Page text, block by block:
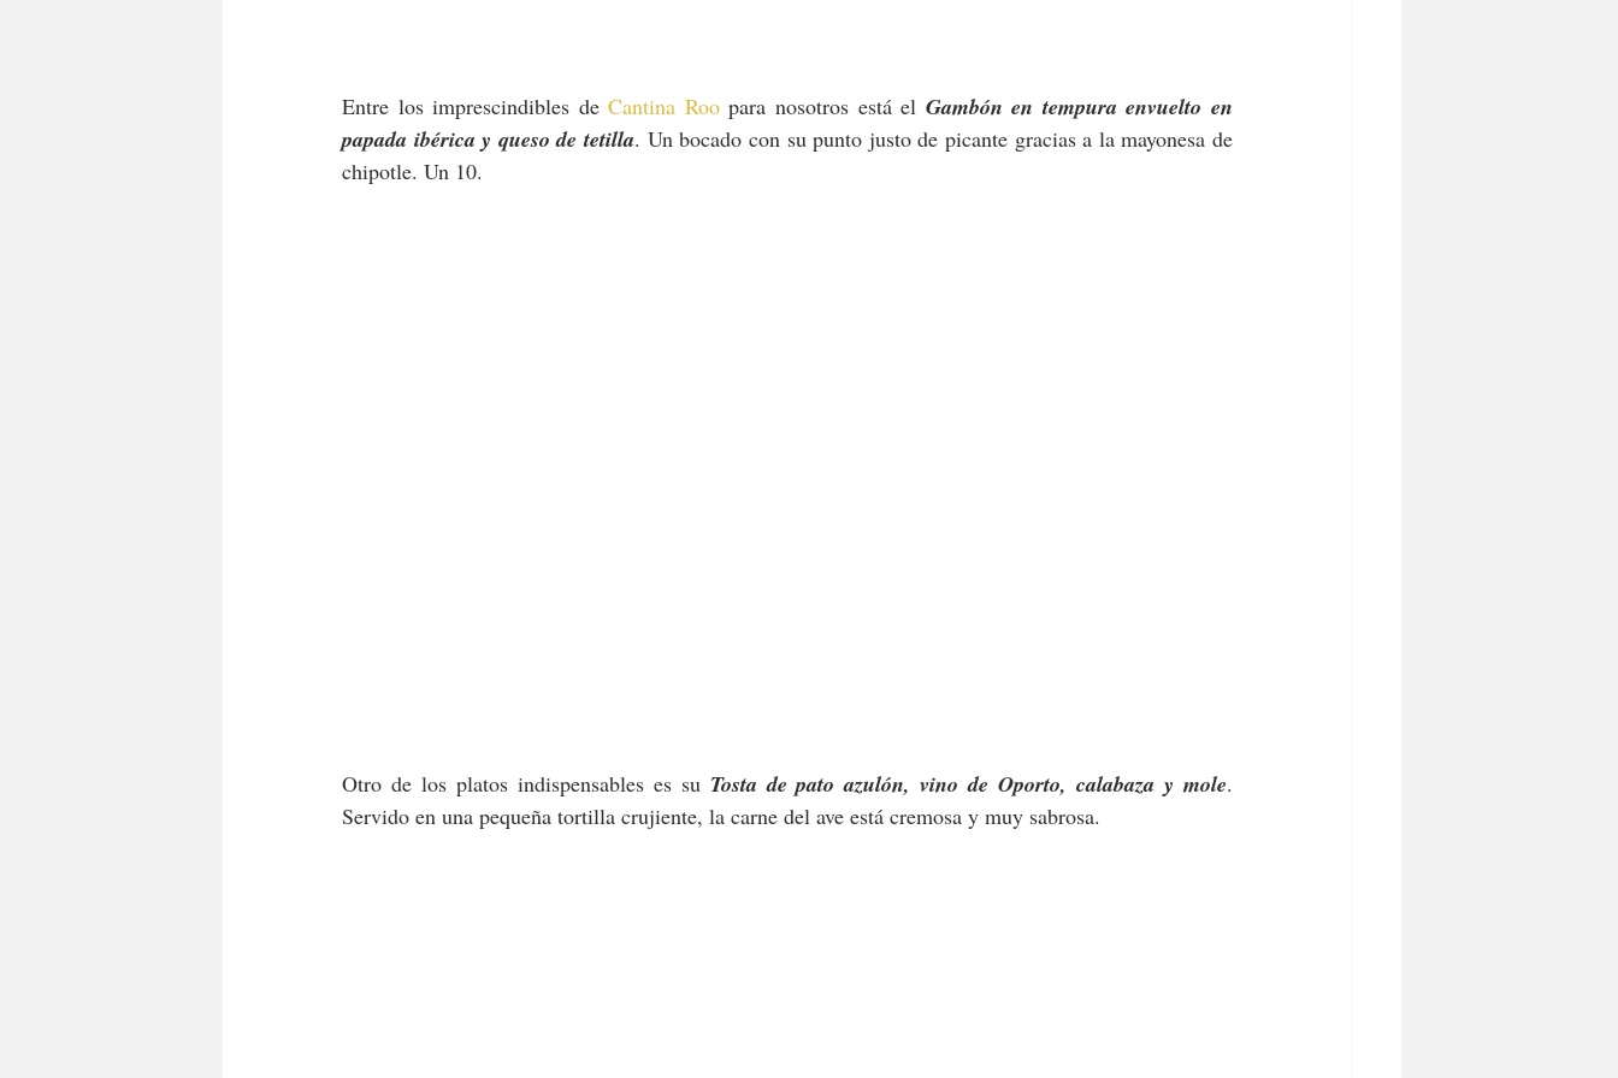
Entre los imprescindibles de Cantina Roo para nosotros está el Gambón en tempura envuelto en
papada ibérica y queso de tetilla. Un bocado con su punto justo de picante gracias a la mayonesa de
chipotle. Un 10.
Otro de los platos indispensables es su Tosta de pato azulón, vino de Oporto, calabaza y mole.
Servido en una pequeña tortilla crujiente, la carne del ave está cremosa y muy sabrosa.